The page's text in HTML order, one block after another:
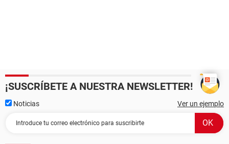
¡SUSCRÍBETE A NUESTRA NEWSLETTER!
Noticias Ver un ejemplo